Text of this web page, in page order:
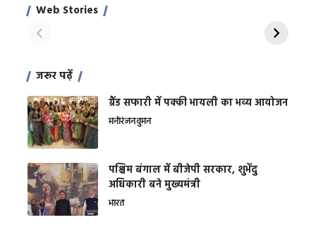
Web Stories
साहिल खान
जरूर पढ़ें
ग्रैंड सफारी में पक्की भायली का भव्य आयोजन
मनोरंजनवुमन
पश्चिम बंगाल में बीजेपी सरकार, शुभेंदु
अधिकारी बने मुख्यमंत्री
भारत